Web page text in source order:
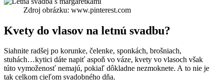
Zdroj obrázku: www.pinterest.com
Kvety do vlasov na letnú svadbu?
Siahnite radšej po korunke, čelenke, sponkách, brošniach,
stuhách…kytici dáte napiť aspoň vo váze, kvety vo vlasoch však
túto vymoženosť nemajú, pokiaľ dôkladne nezmoknete. A to nie je
tak celkom cieľom svadobného dňa.